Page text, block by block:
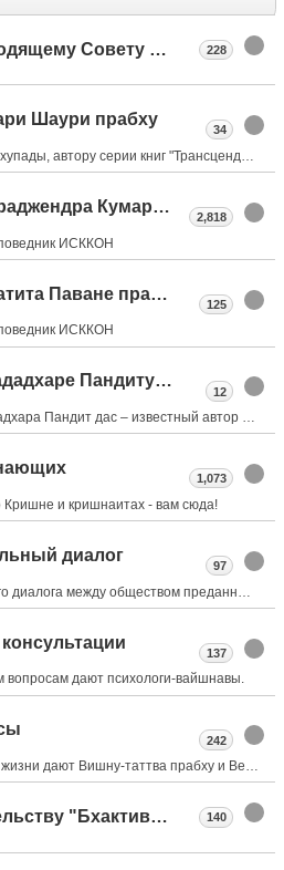
Вопросы к Руководящему Совету Российского общества сознания Кришны 228
Шаури прабху
Вопросы к ученику Шрилы Прабхупады, автору серии книг "Трансцендентный дневник"
34
Вопросы к Е.М. Враджендра Кумару прабху
ИСККОН
2,818
Вопросы к Е.М. Патита Паване прабху
ИСККОН
125
Вопросы к Е.М. Гададхаре Пандиту прабху
На ваши вопросы отвечает Гададхара Пандит дас – известный автор ряда переводов санскритских текстов вайшнавской и ведической традиции, публиковавшихся как в России, так и в Индии.
12
Кришне и кришнаитах - вам сюда!
1,073
диалог
97
вопросам дают психологи-вайшнавы.
137
Ответы на вопросы о семейной жизни дают Вишну-таттва прабху и Веданта Крит прабху, руководители семейного комитета Российского ОСК.
242
Вопросы к издательству "Бхактиведанта Бук Траст" 140